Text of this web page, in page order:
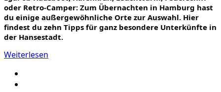
oder Retro-Camper: Zum Übernachten in Hamburg hast
du einige außergewöhnliche Orte zur Auswahl. Hier
findest du zehn Tipps für ganz besondere Unterkünfte in
der Hansestadt.
Weiterlesen